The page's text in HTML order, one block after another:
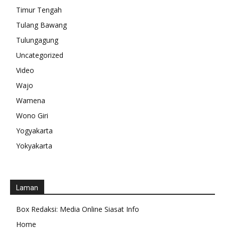
Timur Tengah
Tulang Bawang
Tulungagung
Uncategorized
Video
Wajo
Wamena
Wono Giri
Yogyakarta
Yokyakarta
Laman
Box Redaksi: Media Online Siasat Info
Home